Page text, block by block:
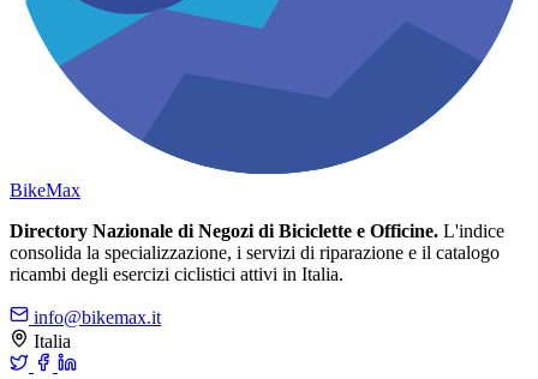
BikeMax
Directory Nazionale di Negozi di Biciclette e Officine. L'indice
consolida la specializzazione, i servizi di riparazione e il catalogo
ricambi degli esercizi ciclistici attivi in Italia.
info@bikemax.it
Italia